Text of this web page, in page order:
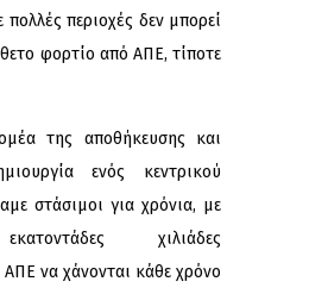
περιοχές δεν μπορεί
φορτίο από ΑΠΕ, τίποτε
της αποθήκευσης και
ενός κεντρικού
στάσιμοι για χρόνια, με
χιλιάδες
να χάνονται κάθε χρόνο